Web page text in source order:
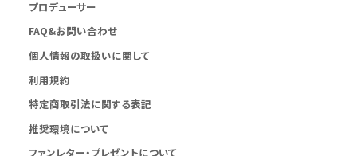
プロデューサー
FAQ&お問い合わせ
個人情報の取扱いに関して
利用規約
特定商取引法に関する表記
推奨環境について
ファンレター・プレゼントについて